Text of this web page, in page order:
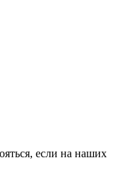
если на наших